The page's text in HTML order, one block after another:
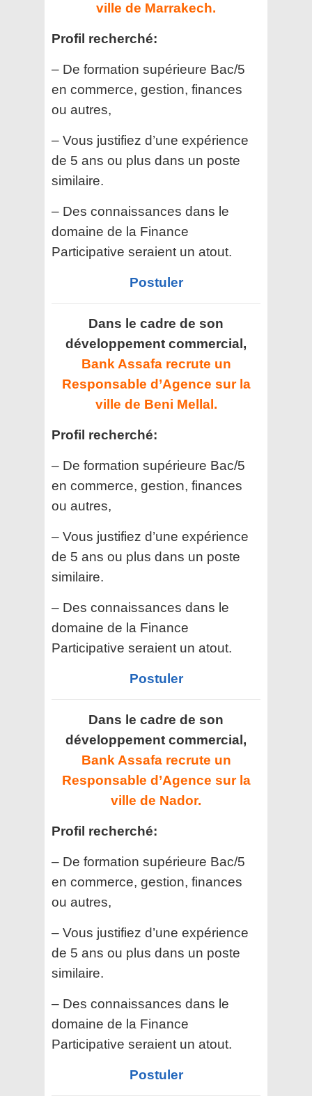
ville de Marrakech.
Profil recherché:
– De formation supérieure Bac/5
en commerce, gestion, finances
ou autres,
– Vous justifiez d’une expérience
de 5 ans ou plus dans un poste
similaire.
– Des connaissances dans le
domaine de la Finance
Participative seraient un atout.
Postuler
Dans le cadre de son
développement commercial,
Bank Assafa recrute un
Responsable d’Agence sur la
ville de Beni Mellal.
Profil recherché:
– De formation supérieure Bac/5
en commerce, gestion, finances
ou autres,
– Vous justifiez d’une expérience
de 5 ans ou plus dans un poste
similaire.
– Des connaissances dans le
domaine de la Finance
Participative seraient un atout.
Postuler
Dans le cadre de son
développement commercial,
Bank Assafa recrute un
Responsable d’Agence sur la
ville de Nador.
Profil recherché:
– De formation supérieure Bac/5
en commerce, gestion, finances
ou autres,
– Vous justifiez d’une expérience
de 5 ans ou plus dans un poste
similaire.
– Des connaissances dans le
domaine de la Finance
Participative seraient un atout.
Postuler